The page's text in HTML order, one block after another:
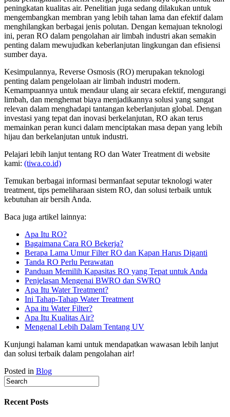
peningkatan kualitas air. Penelitian juga sedang dilakukan untuk
mengembangkan membran yang lebih tahan lama dan efektif dalam
menghilangkan berbagai jenis polutan. Dengan kemajuan teknologi
ini, peran RO dalam pengolahan air limbah industri akan semakin
penting dalam mewujudkan keberlanjutan lingkungan dan efisiensi
sumber daya.
Kesimpulannya, Reverse Osmosis (RO) merupakan teknologi
penting dalam pengelolaan air limbah industri modern.
Kemampuannya untuk mendaur ulang air secara efektif, mengurangi
limbah, dan menghemat biaya menjadikannya solusi yang sangat
relevan dalam menghadapi tantangan keberlanjutan global. Dengan
investasi yang tepat dan inovasi berkelanjutan, RO akan terus
memainkan peran kunci dalam menciptakan masa depan yang lebih
hijau dan berkelanjutan untuk industri.
Pelajari lebih lanjut tentang RO dan Water Treatment di website
kami: (tiwa.co.id)
Temukan berbagai informasi bermanfaat seputar teknologi water
treatment, tips pemeliharaan sistem RO, dan solusi terbaik untuk
kebutuhan air bersih Anda.
Baca juga artikel lainnya:
Apa Itu RO?
Bagaimana Cara RO Bekerja?
Berapa Lama Umur Filter RO dan Kapan Harus Diganti
Tanda RO Perlu Perawatan
Panduan Memilih Kapasitas RO yang Tepat untuk Anda
Penjelasan Mengenai BWRO dan SWRO
Apa Itu Water Treatment?
Ini Tahap-Tahap Water Treatment
Apa itu Water Filter?
Apa Itu Kualitas Air?
Mengenal Lebih Dalam Tentang UV
Kunjungi halaman kami untuk mendapatkan wawasan lebih lanjut
dan solusi terbaik dalam pengolahan air!
Posted in Blog
Recent Posts